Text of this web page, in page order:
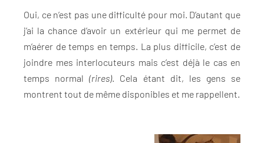
Oui, ce n’est pas une difficulté pour moi. D’autant que
j’ai la chance d’avoir un extérieur qui me permet de
m’aérer de temps en temps. La plus difficile, c’est de
joindre mes interlocuteurs mais c’est déjà le cas en
temps normal (rires). Cela étant dit, les gens se
montrent tout de même disponibles et me rappellent.